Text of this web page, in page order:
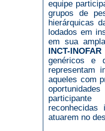
equipe
grupos de
hierárquicas
lodados em
em sua
INCT-INOFAR
genéricos e
representam
aqueles com
reconhecidas
atuarem no